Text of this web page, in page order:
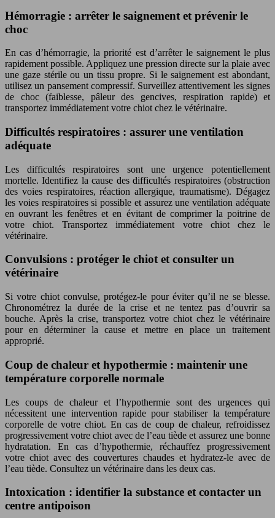
Hémorragie : arrêter le saignement et prévenir le
choc
En cas d’hémorragie, la priorité est d’arrêter le saignement le plus
rapidement possible. Appliquez une pression directe sur la plaie avec
une gaze stérile ou un tissu propre. Si le saignement est abondant,
utilisez un pansement compressif. Surveillez attentivement les signes
de choc (faiblesse, pâleur des gencives, respiration rapide) et
transportez immédiatement votre chiot chez le vétérinaire.
Difficultés respiratoires : assurer une ventilation
adéquate
Les difficultés respiratoires sont une urgence potentiellement
mortelle. Identifiez la cause des difficultés respiratoires (obstruction
des voies respiratoires, réaction allergique, traumatisme). Dégagez
les voies respiratoires si possible et assurez une ventilation adéquate
en ouvrant les fenêtres et en évitant de comprimer la poitrine de
votre chiot. Transportez immédiatement votre chiot chez le
vétérinaire.
Convulsions : protéger le chiot et consulter un
vétérinaire
Si votre chiot convulse, protégez-le pour éviter qu’il ne se blesse.
Chronométrez la durée de la crise et ne tentez pas d’ouvrir sa
bouche. Après la crise, transportez votre chiot chez le vétérinaire
pour en déterminer la cause et mettre en place un traitement
approprié.
Coup de chaleur et hypothermie : maintenir une
température corporelle normale
Les coups de chaleur et l’hypothermie sont des urgences qui
nécessitent une intervention rapide pour stabiliser la température
corporelle de votre chiot. En cas de coup de chaleur, refroidissez
progressivement votre chiot avec de l’eau tiède et assurez une bonne
hydratation. En cas d’hypothermie, réchauffez progressivement
votre chiot avec des couvertures chaudes et hydratez-le avec de
l’eau tiède. Consultez un vétérinaire dans les deux cas.
Intoxication : identifier la substance et contacter un
centre antipoison